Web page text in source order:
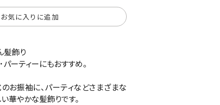
お気に入りに追加
髪飾り
ーティーにもおすすめ。
お振袖に、パーティなどさまざまな
華やかな髪飾りです。